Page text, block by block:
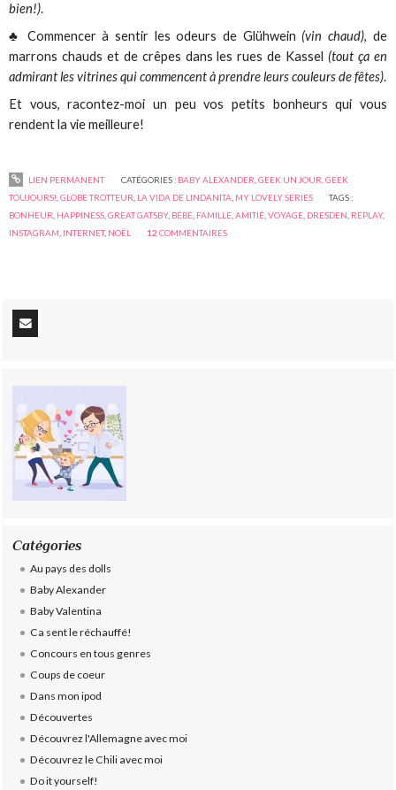
bien!).
♣ Commencer à sentir les odeurs de Glühwein (vin chaud), de
marrons chauds et de crêpes dans les rues de Kassel (tout ça en
admirant les vitrines qui commencent à prendre leurs couleurs de fêtes).
Et vous, racontez-moi un peu vos petits bonheurs qui vous
rendent la vie meilleure!
LIEN PERMANENT CATÉGORIES : BABY ALEXANDER GEEK UN JOUR, GEEK
TOUJOURS! ,GLOBE TROTTEUR LA VIDA DE LINDANITA MY LOVELY SERIES
TAGS :
BONHEUR HAPPINESS ,GREAT GATSBY, BÉBÉ FAMILLE ,AMITIÉ ,VOYAGE DRESDEN REPLAY,
INSTAGRAM INTERNET, NOËL 12 COMMENTAIRES
Catégories
Au pays des dolls
Baby Alexander
Baby Valentina
Ca sent le réchauffé!
Concours en tous genres
Coups de coeur
Dans mon ipod
Découvertes
Découvrez l'Allemagne avec moi
Découvrez le Chili avec moi
Do it yourself!